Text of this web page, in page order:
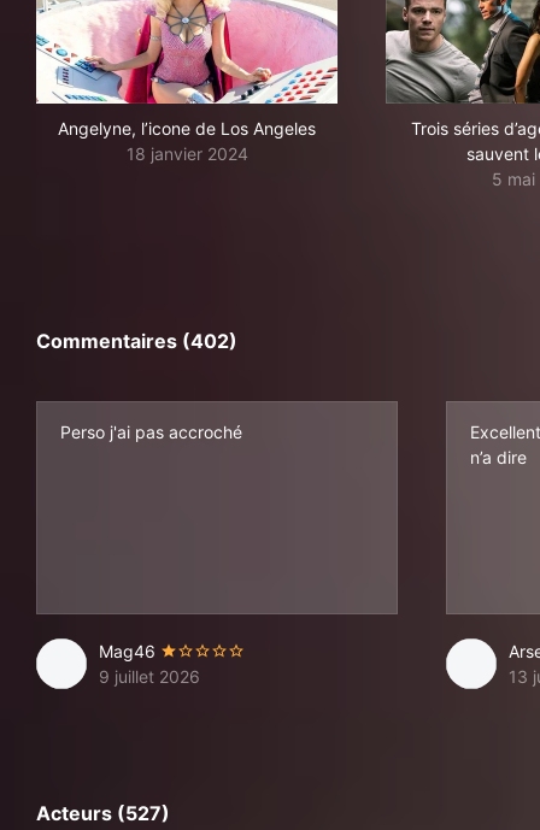
Angelyne, l’icone de Los Angeles
18 janvier 2024
Trois séries
sauvent
5
Commentaires (402)
Perso j'ai pas accroché
Mag46
9 juillet 2026
n’a dire
13
Acteurs (527)